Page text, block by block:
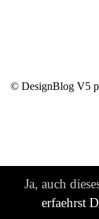
© DesignBlog V5
Ja, auch
erfaehrst